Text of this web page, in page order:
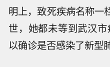
明上，致死疾病名称一
世，她都未等到武汉市
以确诊是否感染了新型